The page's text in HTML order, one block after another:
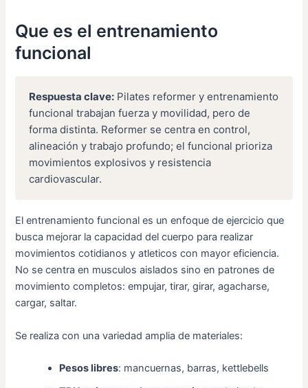
Que es el entrenamiento
funcional
Respuesta clave: Pilates reformer y entrenamiento
funcional trabajan fuerza y movilidad, pero de
forma distinta. Reformer se centra en control,
alineación y trabajo profundo; el funcional prioriza
movimientos explosivos y resistencia
cardiovascular.
El entrenamiento funcional es un enfoque de ejercicio que
busca mejorar la capacidad del cuerpo para realizar
movimientos cotidianos y atleticos con mayor eficiencia.
No se centra en musculos aislados sino en patrones de
movimiento completos: empujar, tirar, girar, agacharse,
cargar, saltar.
Se realiza con una variedad amplia de materiales:
Pesos libres: mancuernas, barras, kettlebells